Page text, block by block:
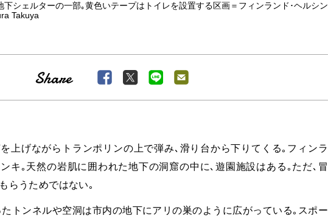
下シェルターの一部｡黄色いテープはトイレを設置する区画＝フィンランド･ヘルシン
Takuya
上げながらトランポリンの上で弾み､滑り台から下りてくる｡フィンラ
キ｡天然の岩肌に囲われた地下の洞窟の中に､遊園施設はある｡ただ､冒
らうためではない｡
トンネルや空洞は市内の地下にアリの巣のように広がっている｡スポー